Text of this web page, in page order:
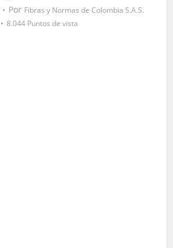
Por Fibras y Normas de Colombia S.A.S.
8.044 Puntos de vista